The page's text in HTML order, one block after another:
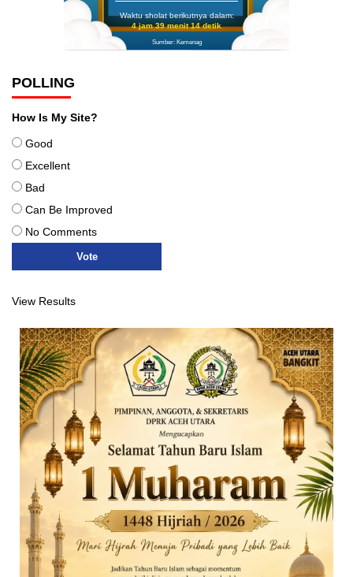
Waktu sholat berikutnya dalam:
4 jam 39 menit 13 detik
Sumber: Kemenag
POLLING
How Is My Site?
Good
Excellent
Bad
Can Be Improved
No Comments
View Results